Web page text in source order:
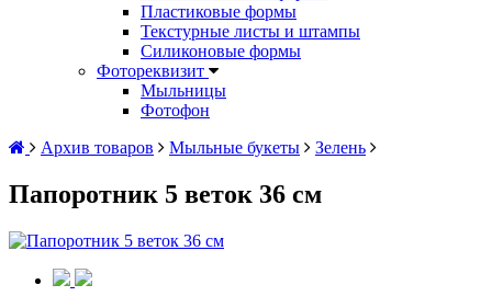
Пластиковые формы
Текстурные листы и штампы
Силиконовые формы
Фотореквизит
Мыльницы
Фотофон
Архив товаров
Мыльные букеты Зелень
Папоротник 5 веток 36 см